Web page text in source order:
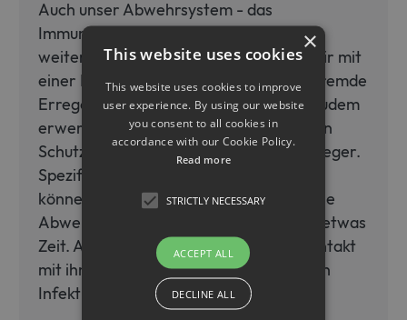
Auch unser Abwehrsystem - das
Immunsystem - hat sich immer
weiterentwickelt. Von Geburt an sind wir mit
einer Immunabwehr ausgestattet, die fremde
Erreger erkennt und auf sie reagiert. Zudem
erwerben wir im Laufe des Lebens einen
Schutz gegen bestimmte Krankheitserreger.
Spezifische Zellen, die B- und T-Zellen,
können für jeden Krankheitserreger eine
Abwehr bilden. Sie brauchen dafür nur etwas
Zeit. Außerdem merken sie sich den Kontakt
mit ihnen und können bei einer erneuten
Infektion sehr viel schneller reagieren.
×
This website uses cookies
This website uses cookies to improve
user experience. By using our website
you consent to all cookies in
accordance with our Cookie Policy.
Read more
STRICTLY NECESSARY
ACCEPT ALL
DECLINE ALL